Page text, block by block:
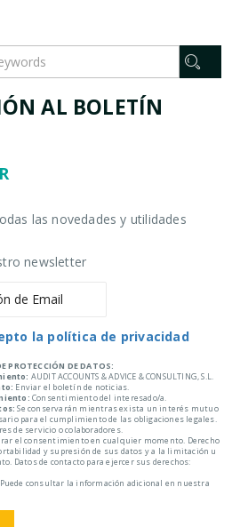
AL BOLETÍN
las novedades y utilidades
newsletter
la política de privacidad
PROTECCIÓN DE DATOS:
AUDIT ACCOUNTS & ADVICE & CONSULTING, S.L.
Enviar el boletín de noticias.
Consentimiento del interesado/a.
Se conservarán mientras exista un interés mutuo
para el cumplimiento de las obligaciones legales.
de servicio o colaboradores.
el consentimiento en cualquier momento. Derecho
y supresión de sus datos y a la limitación u
Datos de contacto para ejercer sus derechos:
Puede consultar la información adicional en nuestra